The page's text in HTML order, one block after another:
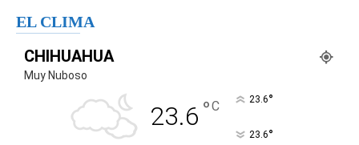
EL CLIMA
CHIHUAHUA
Muy Nuboso
23.6 °C 23.6°
23.6°